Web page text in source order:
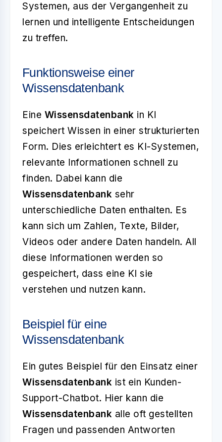
Systemen, aus der Vergangenheit zu
lernen und intelligente Entscheidungen
zu treffen.
Funktionsweise einer
Wissensdatenbank
Eine Wissensdatenbank in KI
speichert Wissen in einer strukturierten
Form. Dies erleichtert es KI-Systemen,
relevante Informationen schnell zu
finden. Dabei kann die
Wissensdatenbank sehr
unterschiedliche Daten enthalten. Es
kann sich um Zahlen, Texte, Bilder,
Videos oder andere Daten handeln. All
diese Informationen werden so
gespeichert, dass eine KI sie
verstehen und nutzen kann.
Beispiel für eine
Wissensdatenbank
Ein gutes Beispiel für den Einsatz einer
Wissensdatenbank ist ein Kunden-
Support-Chatbot. Hier kann die
Wissensdatenbank alle oft gestellten
Fragen und passenden Antworten